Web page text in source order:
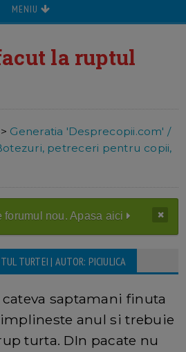
MENIU
la ruptul
> Generatia 'Desprecopii.com' /
petreceri pentru copii,
nou. Apasa aici
TURTEI | AUTOR: PICIULICA
cateva saptamani finuta
anul si trebuie
turta. DIn pacate nu